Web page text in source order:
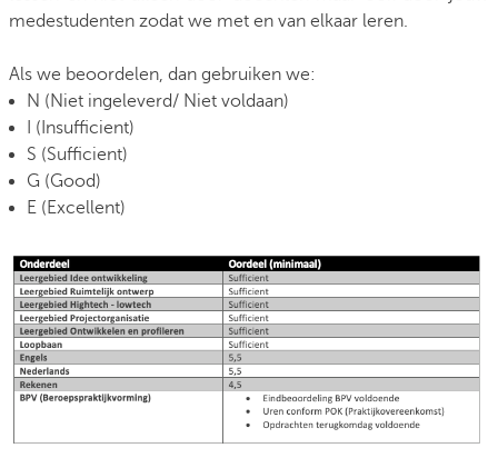
medestudenten zodat we met en van elkaar leren.
Als we beoordelen, dan gebruiken we:
N (Niet ingeleverd/ Niet voldaan)
I (Insufficient)
S (Sufficient)
G (Good)
E (Excellent)